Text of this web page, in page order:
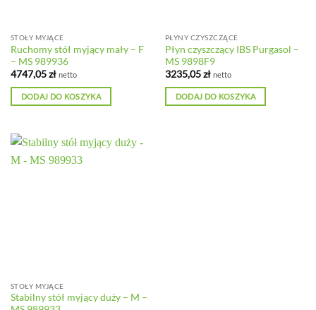
STOŁY MYJĄCE
Ruchomy stół myjący mały – F
– MS 989936
4747,05zł netto
DODAJ DO KOSZYKA
PŁYNY CZYSZCZĄCE
Płyn czyszczący IBS Purgasol –
MS 9898F9
3235,05zł netto
DODAJ DO KOSZYKA
STOŁY MYJĄCE
Stabilny stół myjący duży – M –